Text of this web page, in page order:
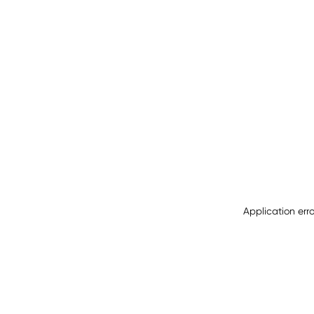
Application